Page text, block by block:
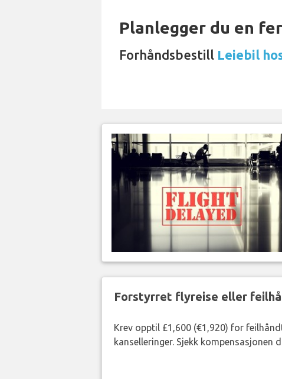
Planlegger du en
Forhåndsbestill Leiebil
Forstyrret flyreise eller
Krev opptil £1,600 (€1,920) for
kanselleringer. Sjekk kompensasjonen